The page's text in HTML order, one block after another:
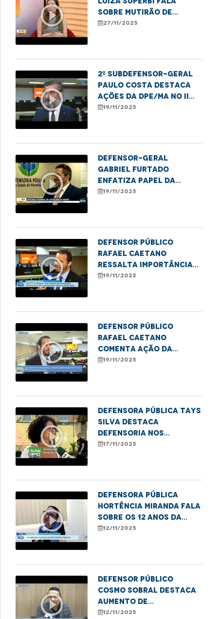
play_circle_outline
sobre mutirão de
atendimentos para
27/11/2025
play_circle_outline
2º subdefensor-geral
Paulo Costa destaca
ações da DPE/MA no II
Festival da Consciência
19/11/2025
play_circle_outline
Defensor-geral
Gabriel Furtado
enfatiza papel da
DPE/MA no II Festival da
19/11/2025
play_circle_outline
Defensor público
Rafael Caetano
ressalta importância
do II Festival Cultural
19/11/2025
play_circle_outline
Defensor público
Rafael Caetano
comenta ação da
DPE/MA no II Festival da
19/11/2025
play_circle_outline
Defensora pública Tays
Silva destaca
Defensoria nos
Babaçuais durante a
17/11/2025
play_circle_outline
Defensora Pública
Hortência Miranda fala
sobre os 12 anos da
DPE/MA em Santa Inês
12/11/2025
play_circle_outline
Defensor Público
Cosmo Sobral destaca
aumento de
atendimentos por
12/11/2025